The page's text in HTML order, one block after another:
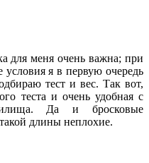
для меня очень важна; при
я в первую очередь
тест и вес. Так вот,
теста и очень удобная с
Да и бросковые
длины неплохие.